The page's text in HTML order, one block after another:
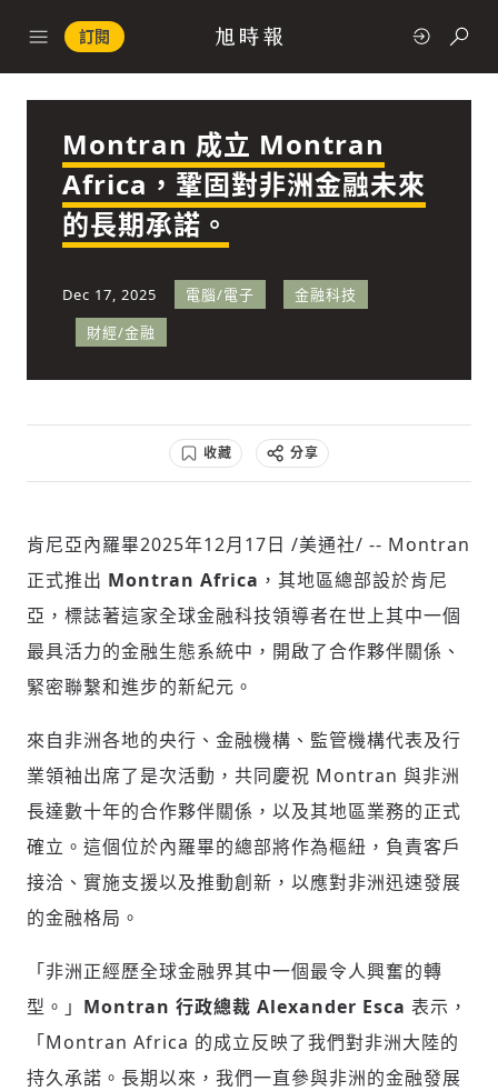
訂閱
快速連結
政治
經濟
科技
社會
人文
Montran 成立 Montran
Africa，鞏固對非洲金融未來
的長期承諾。
Dec 17, 2025 電腦/電子
金融科技
財經/金融
收藏 分享
肯尼亞內羅畢2025年12月17日 /美通社/ -- Montran
正式推出 Montran Africa ，其地區總部設於肯尼
亞，標誌著這家全球金融科技領導者在世上其中一個
最具活力的金融生態系統中，開啟了合作夥伴關係、
緊密聯繫和進步的新紀元。
來自非洲各地的央行、金融機構、監管機構代表及行
業領袖出席了是次活動，共同慶祝 Montran 與非洲
長達數十年的合作夥伴關係，以及其地區業務的正式
確立。這個位於內羅畢的總部將作為樞紐，負責客戶
接洽、實施支援以及推動創新，以應對非洲迅速發展
的金融格局。
「非洲正經歷全球金融界其中一個最令人興奮的轉
型。」 Montran 行政總裁 Alexander Esca 表示，
「Montran Africa 的成立反映了我們對非洲大陸的
持久承諾。長期以來，我們一直參與非洲的金融發展